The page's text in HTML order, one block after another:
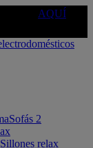
AQUÍ
Sofás 2
Sillones relax